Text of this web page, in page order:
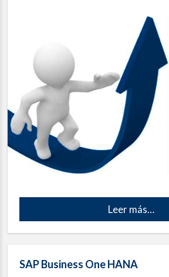
Leer más…
SAP Business One HANA